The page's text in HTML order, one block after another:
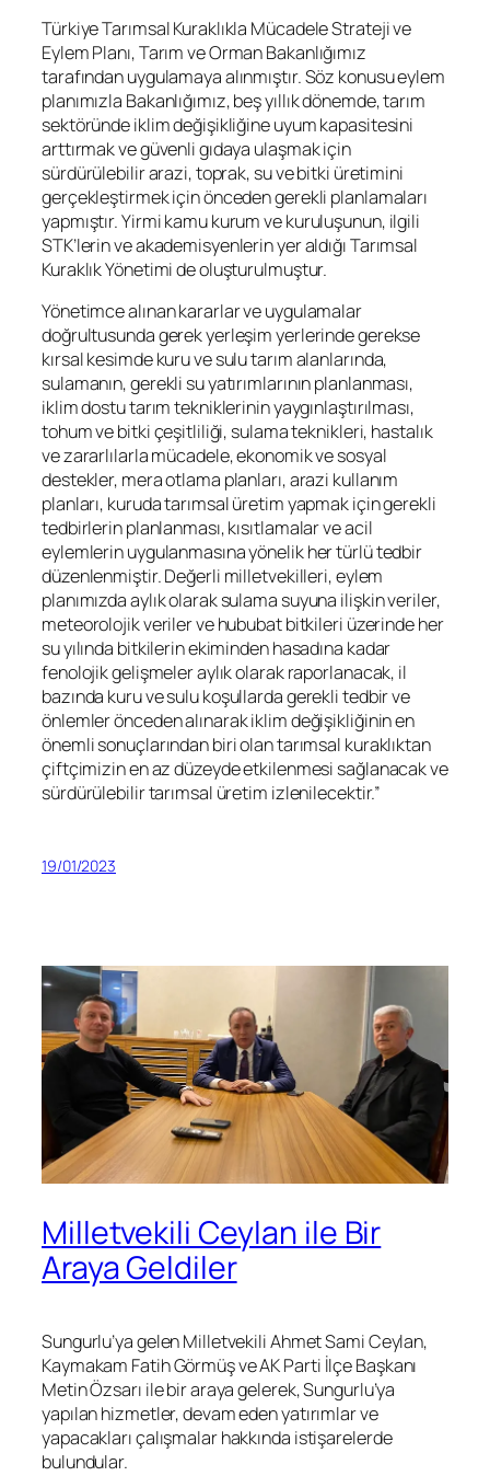
Türkiye Tarımsal Kuraklıkla Mücadele Strateji ve
Eylem Planı, Tarım ve Orman Bakanlığımız
tarafından uygulamaya alınmıştır. Söz konusu eylem
planımızla Bakanlığımız, beş yıllık dönemde, tarım
sektöründe iklim değişikliğine uyum kapasitesini
arttırmak ve güvenli gıdaya ulaşmak için
sürdürülebilir arazi, toprak, su ve bitki üretimini
gerçekleştirmek için önceden gerekli planlamaları
yapmıştır. Yirmi kamu kurum ve kuruluşunun, ilgili
STK’lerin ve akademisyenlerin yer aldığı Tarımsal
Kuraklık Yönetimi de oluşturulmuştur.
Yönetimce alınan kararlar ve uygulamalar
doğrultusunda gerek yerleşim yerlerinde gerekse
kırsal kesimde kuru ve sulu tarım alanlarında,
sulamanın, gerekli su yatırımlarının planlanması,
iklim dostu tarım tekniklerinin yaygınlaştırılması,
tohum ve bitki çeşitliliği, sulama teknikleri, hastalık
ve zararlılarla mücadele, ekonomik ve sosyal
destekler, mera otlama planları, arazi kullanım
planları, kuruda tarımsal üretim yapmak için gerekli
tedbirlerin planlanması, kısıtlamalar ve acil
eylemlerin uygulanmasına yönelik her türlü tedbir
düzenlenmiştir. Değerli milletvekilleri, eylem
planımızda aylık olarak sulama suyuna ilişkin veriler,
meteorolojik veriler ve hububat bitkileri üzerinde her
su yılında bitkilerin ekiminden hasadına kadar
fenolojik gelişmeler aylık olarak raporlanacak, il
bazında kuru ve sulu koşullarda gerekli tedbir ve
önlemler önceden alınarak iklim değişikliğinin en
önemli sonuçlarından biri olan tarımsal kuraklıktan
çiftçimizin en az düzeyde etkilenmesi sağlanacak ve
sürdürülebilir tarımsal üretim izlenilecektir.”
19/01/2023
Milletvekili Ceylan ile Bir
Araya Geldiler
Sungurlu’ya gelen Milletvekili Ahmet Sami Ceylan,
Kaymakam Fatih Görmüş ve AK Parti İlçe Başkanı
Metin Özsarı ile bir araya gelerek, Sungurlu’ya
yapılan hizmetler, devam eden yatırımlar ve
yapacakları çalışmalar hakkında istişarelerde
bulundular.